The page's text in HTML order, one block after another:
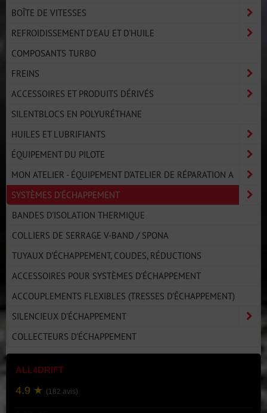
BOÎTE DE VITESSES
REFROIDISSEMENT D'EAU ET D'HUILE
COMPOSANTS TURBO
FREINS
ACCESSOIRES ET PRODUITS DÉRIVÉS
SILENTBLOCS EN POLYURÉTHANE
HUILES ET LUBRIFIANTS
ÉQUIPEMENT DU PILOTE
MON ATELIER - ÉQUIPEMENT D'ATELIER DE RÉPARATION A
SYSTÈMES D'ÉCHAPPEMENT
BANDES D'ISOLATION THERMIQUE
COLLIERS DE SERRAGE V-BAND / SPONA
TUYAUX D'ÉCHAPPEMENT, COUDES, RÉDUCTIONS
ACCESSOIRES POUR SYSTÈMES D'ÉCHAPPEMENT
ACCOUPLEMENTS FLEXIBLES (TRESSES D'ÉCHAPPEMENT)
SILENCIEUX D'ÉCHAPPEMENT
COLLECTEURS D'ÉCHAPPEMENT
ALL4DRIFT
4.9 ★ (182 avis)